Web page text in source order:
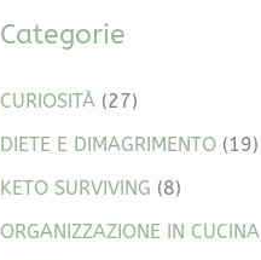
Categorie
CURIOSITÀ (27)
DIETE E DIMAGRIMENTO (19)
KETO SURVIVING (8)
ORGANIZZAZIONE IN CUCINA